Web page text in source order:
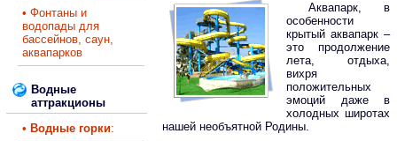
• Фонтаны и
водопады для
бассейнов, саун,
аквапарков
Водные
аттракционы
• Водные горки:
Аквапарк, в
особенности
крытый аквапарк –
это продолжение
лета, отдыха,
вихря
положительных
эмоций даже в
холодных широтах
нашей необъятной Родины.